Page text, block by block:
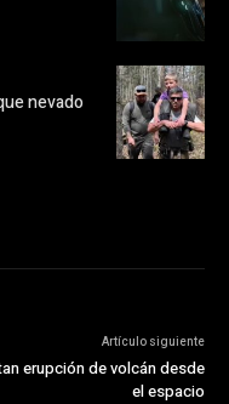
nevado
Artículo siguiente
erupción de volcán desde
el espacio